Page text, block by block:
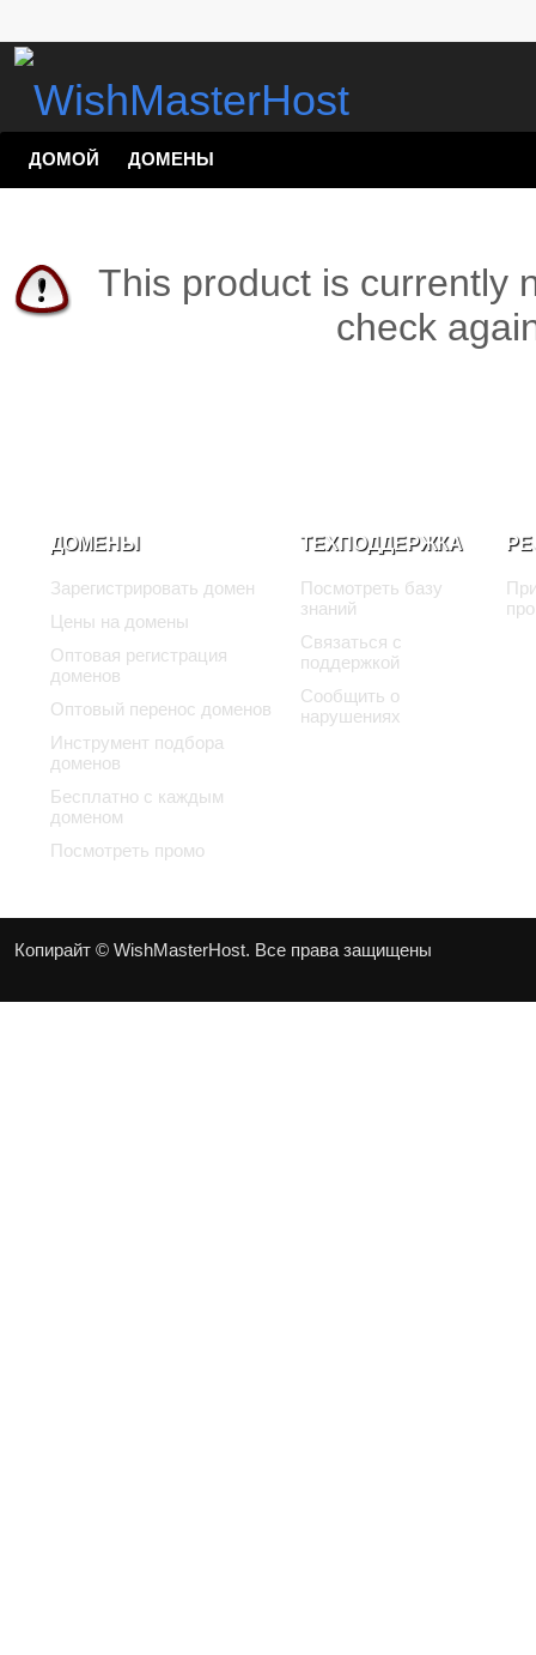
ДОМОЙ ДОМЕНЫ
This product is currently
check
ДОМЕНЫ
Зарегистрировать домен
Цены на домены
Оптовая регистрация
доменов
Оптовый перенос доменов
Инструмент подбора
доменов
Бесплатно с каждым
доменом
Посмотреть промо
ТЕХПОДДЕРЖКА
Посмотреть базу
знаний
Связаться с
поддержкой
Сообщить о
нарушениях
Копирайт © WishMasterHost. Все права защищены